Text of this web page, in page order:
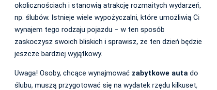
okolicznościach i stanowią atrakcję rozmaitych wydarzeń,
np. ślubów. Istnieje wiele wypożyczalni, które umożliwią Ci
wynajem tego rodzaju pojazdu – w ten sposób
zaskoczysz swoich bliskich i sprawisz, że ten dzień będzie
jeszcze bardziej wyjątkowy.
Uwaga! Osoby, chcące wynajmować zabytkowe auta do
ślubu, muszą przygotować się na wydatek rzędu kilkuset,